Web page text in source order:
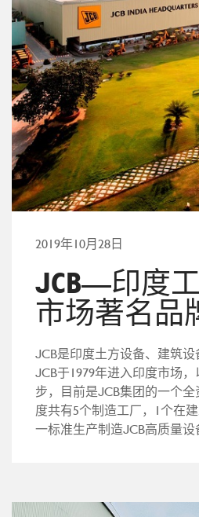
2019年10月28日
JCB—印度
市场著名品
JCB是印度土方设备、建筑设
JCB于1979年进入印度市场
步，目前是JCB集团的一个
度共有5个制造工厂，1个在
一标准生产制造JCB高质量设